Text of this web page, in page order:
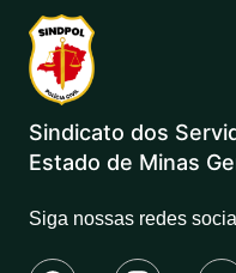
Sindicato dos
Estado de Minas
Siga nossas redes